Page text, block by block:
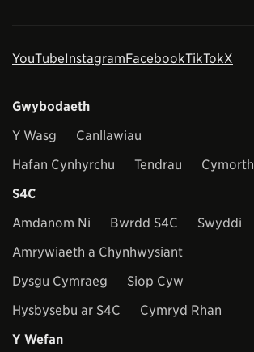
YouTubeInstagramFacebookTikTokX
Gwybodaeth
Y Wasg
Canllawiau
Hafan Cynhyrchu
Tendrau
Cymorth
S4C
Amdanom Ni
Bwrdd S4C
Swyddi
Amrywiaeth a Chynhwysiant
Dysgu Cymraeg
Siop Cyw
Hysbysebu ar S4C
Cymryd Rhan
Y Wefan